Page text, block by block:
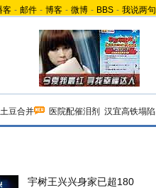
客 - 邮件 - 博客 - 微博 - BBS - 我说两句
豆合并 医院配催泪剂 汉宜高铁塌陷
宇树王兴兴身家已超180